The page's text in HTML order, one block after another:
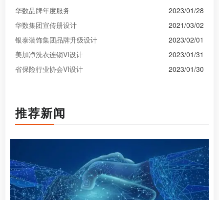
2023/01/28
华数品牌年度服务
2021/03/02
华数集团宣传册设计
2023/02/01
银泰装饰集团品牌升级设计
2023/01/31
美加净洗衣连锁VI设计
2023/01/30
省保险行业协会VI设计
推荐新闻